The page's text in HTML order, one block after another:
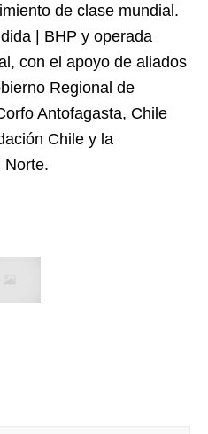
de clase mundial.
| BHP y operada
con el apoyo de aliados
Regional de
Antofagasta, Chile
Chile y la
Norte.